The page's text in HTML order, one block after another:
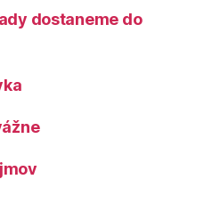
dostaneme do